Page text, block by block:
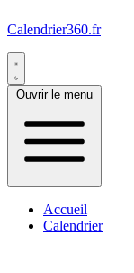
Calendrier360.fr
Ouvrir le menu
Accueil
Calendrier